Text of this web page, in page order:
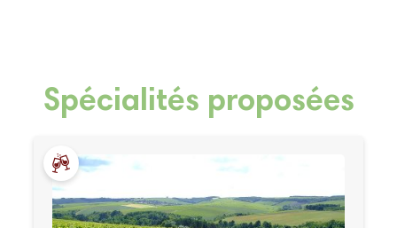
Spécialités proposées